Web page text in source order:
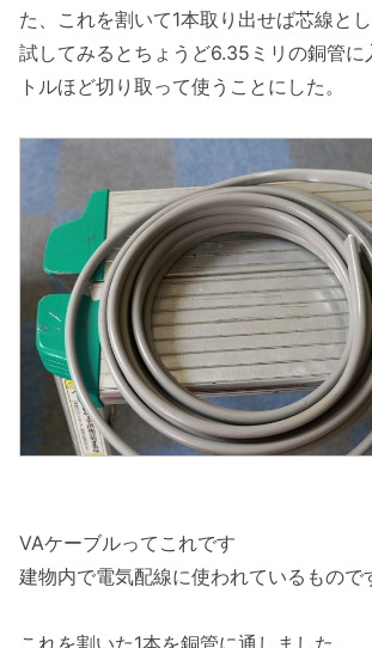
た、これを割いて1本取り出せば芯線とし
試してみるとちょうど6.35ミリの銅管に
トルほど切り取って使うことにした。
VAケーブルってこれです
建物内で電気配線に使われているもので